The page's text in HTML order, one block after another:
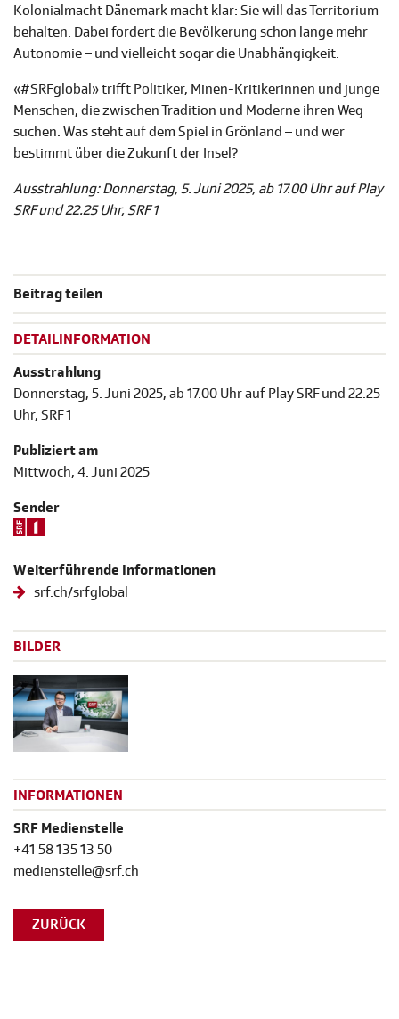
Kolonialmacht Dänemark macht klar: Sie will das Territorium
behalten. Dabei fordert die Bevölkerung schon lange mehr
Autonomie – und vielleicht sogar die Unabhängigkeit.
«#SRFglobal» trifft Politiker, Minen-Kritikerinnen und junge
Menschen, die zwischen Tradition und Moderne ihren Weg
suchen. Was steht auf dem Spiel in Grönland – und wer
bestimmt über die Zukunft der Insel?
Ausstrahlung: Donnerstag, 5. Juni 2025, ab 17.00 Uhr auf Play
SRF und 22.25 Uhr, SRF 1
Beitrag teilen
DETAILINFORMATION
Ausstrahlung
Donnerstag, 5. Juni 2025, ab 17.00 Uhr auf Play SRF und 22.25
Uhr, SRF 1
Publiziert am
Mittwoch, 4. Juni 2025
Sender
Weiterführende Informationen
srf.ch/srfglobal
BILDER
INFORMATIONEN
SRF Medienstelle
+41 58 135 13 50
medienstelle@srf.ch
ZURÜCK